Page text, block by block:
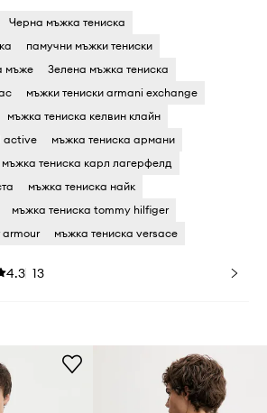
Черна мъжка тениска
памучни мъжки тениски
мъже
Зелена мъжка тениска
мъжки тениски armani exchange
мъжка тениска келвин клайн
active
мъжка тениска армани
мъжка тениска карл лагерфелд
мъжка тениска найк
мъжка тениска tommy hilfiger
armour
мъжка тениска versace
4.3 13